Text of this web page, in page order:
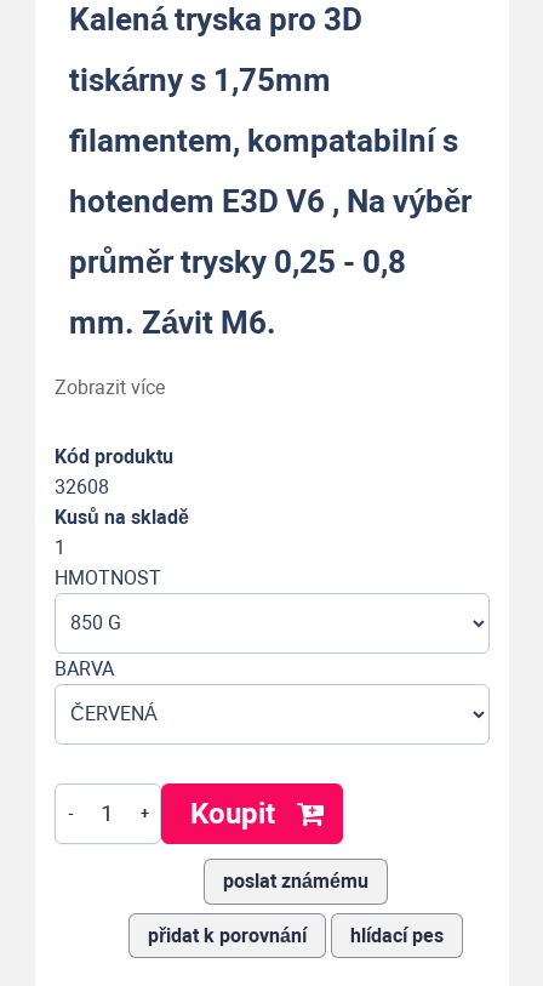
Kalená tryska pro 3D
tiskárny s 1,75mm
filamentem, kompatabilní s
hotendem E3D V6 , Na výběr
průměr trysky 0,25 - 0,8
mm. Závit M6.
Zobrazit více
Kód produktu
32608
Kusů na skladě
1
HMOTNOST
BARVA
Koupit
+
-
poslat známému
přidat k porovnání hlídací pes